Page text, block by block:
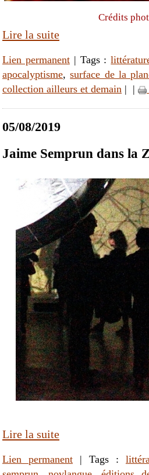
Crédits
Lire la suite
Lien permanent| Tags :
apocalyptisme,surface de la
collection ailleurs et demain | |
05/08/2019
Jaime Semprun dans la
Lire la suite
Lien permanent | Tags :